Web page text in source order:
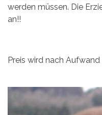
werden müssen. Die
an!!
Preis wird nach